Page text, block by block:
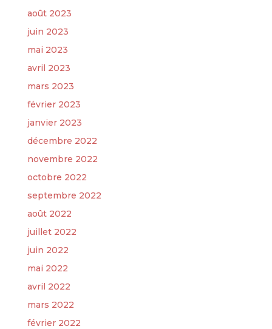
août 2023
juin 2023
mai 2023
avril 2023
mars 2023
février 2023
janvier 2023
décembre 2022
novembre 2022
octobre 2022
septembre 2022
août 2022
juillet 2022
juin 2022
mai 2022
avril 2022
mars 2022
février 2022